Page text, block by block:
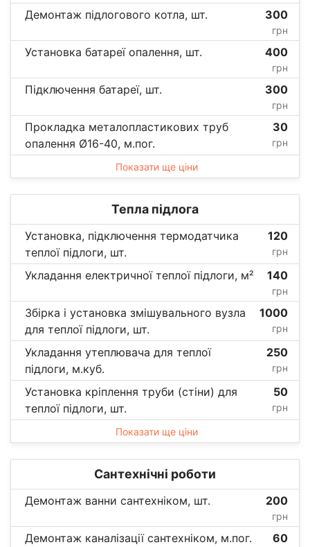
Демонтаж підлогового котла, шт. 300
грн
Установка батареї опалення, шт. 400
грн
Підключення батареї, шт. 300
грн
Прокладка металопластикових труб
опалення Ø16-40, м.пог.
30
грн
Показати ще ціни
Тепла підлога
Установка, підключення термодатчика
теплої підлоги, шт.
120
грн
Укладання електричної теплої підлоги, м² 140
грн
Збірка і установка змішувального вузла
для теплої підлоги, шт.
1000
грн
Укладання утеплювача для теплої
підлоги, м.куб.
250
грн
Установка кріплення труби (стіни) для
теплої підлоги, шт.
50
грн
Показати ще ціни
Сантехнічні роботи
Демонтаж ванни сантехніком, шт. 200
грн
Демонтаж каналізації сантехніком, м.пог. 60